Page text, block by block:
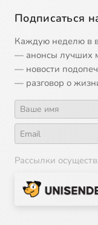
Подписаться
Каждую неделю в
— анонсы лучших
— новости
— разговор о
Рассылки